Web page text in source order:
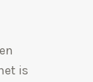
is